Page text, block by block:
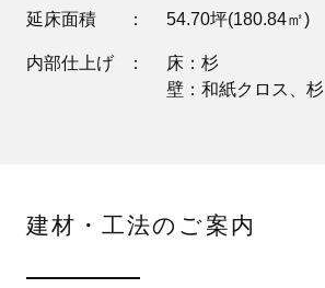
延床面積 54.70坪(180.84㎡)
内部仕上げ
床：杉
壁：和紙クロス、杉
建材・工法のご案内